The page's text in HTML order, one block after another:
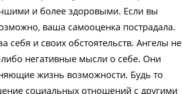
и более здоровыми. Если вы
ваша самооценка пострадала.
себя и своих обстоятельств. Ангелы не
негативные мысли о себе. Они
жизнь возможности. Будь то
социальных отношений с другими